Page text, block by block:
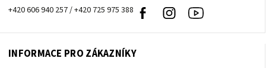
+420 606 940 257 / +420 725 975 388
Facebook Instagram
INFORMACE PRO ZÁKAZNÍKY